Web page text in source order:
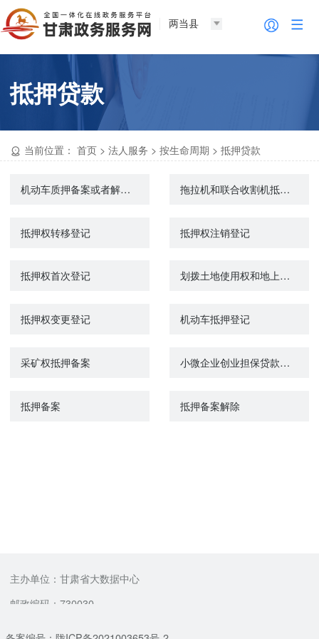
两当县
抵押贷款
当前位置： 首页 >法人服务 >按生命周期 >抵押贷款
机动车质押备案或者解除质押备案 拖拉机和联合收割机抵押登记
抵押权转移登记 抵押权注销登记
抵押权首次登记 划拨土地使用权和地上建筑物及附着物所有权抵押审批
抵押权变更登记 机动车抵押登记
采矿权抵押备案 小微企业创业担保贷款申请
抵押备案 抵押备案解除
主办单位：甘肃省大数据中心
邮政编码：730030